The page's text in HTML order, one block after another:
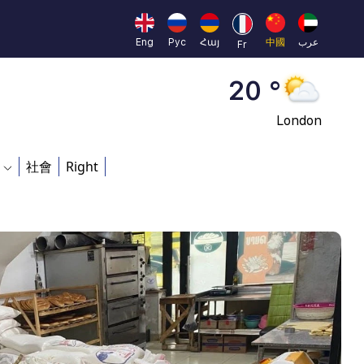
Eng Рус Հայ Fr 中國 عرب 45 °
Dubai
20 °
London
Brussels
16 °
Rome
23 °
社會 Right